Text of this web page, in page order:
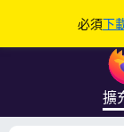
必須下
擴